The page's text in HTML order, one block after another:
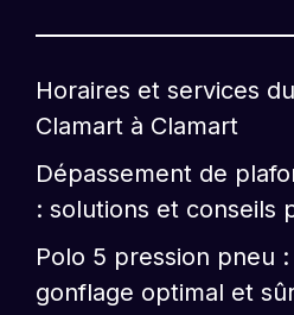
Horaires et services
Clamart à Clamart
Dépassement de
: solutions et conseils
Polo 5 pression pneu
gonflage optimal et